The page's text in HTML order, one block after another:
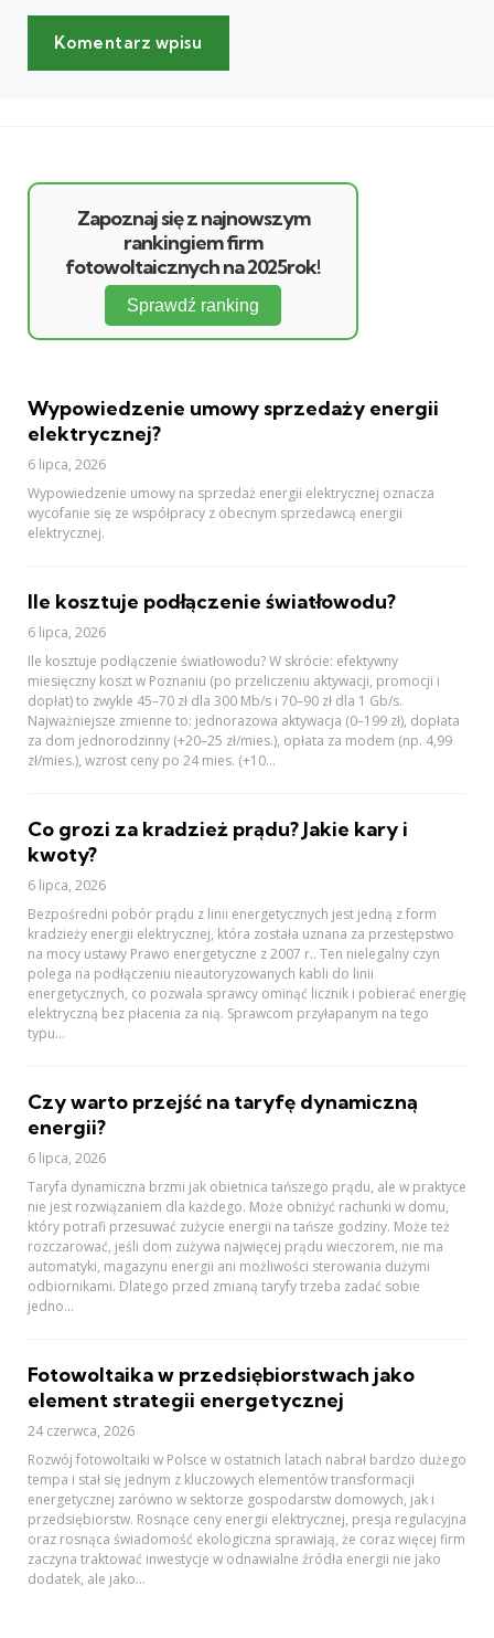
Zapoznaj się z najnowszym
rankingiem firm
fotowoltaicznych na 2025rok!
Sprawdź ranking
Wypowiedzenie umowy sprzedaży energii
elektrycznej?
6 lipca, 2026
Wypowiedzenie umowy na sprzedaż energii elektrycznej oznacza
wycofanie się ze współpracy z obecnym sprzedawcą energii
elektrycznej.
Ile kosztuje podłączenie światłowodu?
6 lipca, 2026
Ile kosztuje podłączenie światłowodu? W skrócie: efektywny
miesięczny koszt w Poznaniu (po przeliczeniu aktywacji, promocji i
dopłat) to zwykle 45–70 zł dla 300 Mb/s i 70–90 zł dla 1 Gb/s.
Najważniejsze zmienne to: jednorazowa aktywacja (0–199 zł), dopłata
za dom jednorodzinny (+20–25 zł/mies.), opłata za modem (np. 4,99
zł/mies.), wzrost ceny po 24 mies. (+10...
Co grozi za kradzież prądu? Jakie kary i
kwoty?
6 lipca, 2026
Bezpośredni pobór prądu z linii energetycznych jest jedną z form
kradzieży energii elektrycznej, która została uznana za przestępstwo
na mocy ustawy Prawo energetyczne z 2007 r.. Ten nielegalny czyn
polega na podłączeniu nieautoryzowanych kabli do linii
energetycznych, co pozwala sprawcy ominąć licznik i pobierać energię
elektryczną bez płacenia za nią. Sprawcom przyłapanym na tego
typu...
Czy warto przejść na taryfę dynamiczną
energii?
6 lipca, 2026
Taryfa dynamiczna brzmi jak obietnica tańszego prądu, ale w praktyce
nie jest rozwiązaniem dla każdego. Może obniżyć rachunki w domu,
który potrafi przesuwać zużycie energii na tańsze godziny. Może też
rozczarować, jeśli dom zużywa najwięcej prądu wieczorem, nie ma
automatyki, magazynu energii ani możliwości sterowania dużymi
odbiornikami. Dlatego przed zmianą taryfy trzeba zadać sobie
jedno...
Fotowoltaika w przedsiębiorstwach jako
element strategii energetycznej
24 czerwca, 2026
Rozwój fotowoltaiki w Polsce w ostatnich latach nabrał bardzo dużego
tempa i stał się jednym z kluczowych elementów transformacji
energetycznej zarówno w sektorze gospodarstw domowych, jak i
przedsiębiorstw. Rosnące ceny energii elektrycznej, presja regulacyjna
oraz rosnąca świadomość ekologiczna sprawiają, że coraz więcej firm
zaczyna traktować inwestycje w odnawialne źródła energii nie jako
dodatek, ale jako...